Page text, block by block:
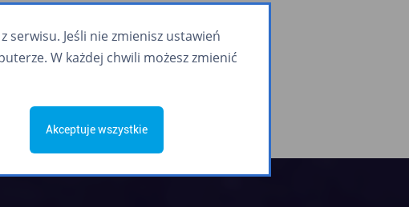
Jeśli nie zmienisz ustawień
W każdej chwili możesz zmienić
Akceptuje wszystkie